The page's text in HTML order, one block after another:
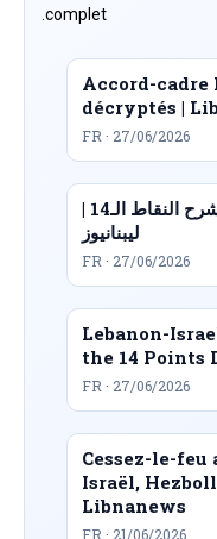
complet.
Accord-cadre
décryptés |
FR · 27/06/2026
الاتفاق الإطار بين لبنان وإسرائيل: شرح النقاط الـ14 |
ليبنانيوز
FR · 27/06/2026
Lebanon-
the 14 Points
FR · 27/06/2026
Cessez-le-
Israël,
Libnanews
FR · 21/06/2026